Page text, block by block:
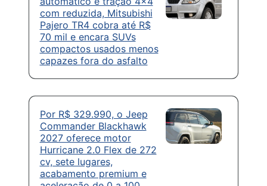
com reduzida, Mitsubishi
Pajero TR4 cobra até R$
70 mil e encara SUVs
compactos usados menos
capazes fora do asfalto
Por R$ 329.990, o Jeep
Commander Blackhawk
2027 oferece motor
Hurricane 2.0 Flex de 272
cv, sete lugares,
acabamento premium e